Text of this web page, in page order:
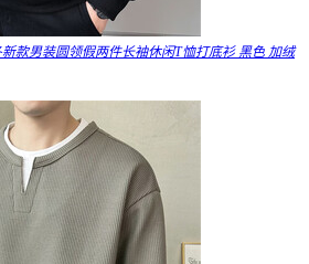
款男装圆领假两件长袖休闲T恤打底衫 黑色 加绒